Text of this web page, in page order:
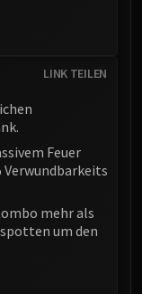
LINK TEILEN
Feuer
Verwundbarkeits
mehr als
um den